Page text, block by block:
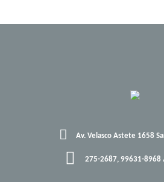
Av. Velasco Astete 1658
275-2687, 99631-8968